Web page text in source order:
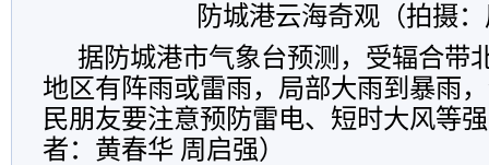
防城港云海奇观（拍摄
据防城港市气象台预测，受辐合带
地区有阵雨或雷雨，局部大雨到暴雨
民朋友要注意预防雷电、短时大风等
者：黄春华 周启强）